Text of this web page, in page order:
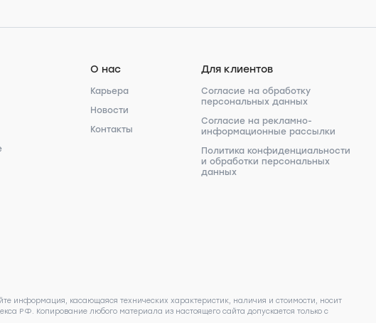
О нас
Карьера
Новости
Контакты
Для клиентов
Согласие на обработку
персональных данных
Согласие на рекламно-
информационные рассылки
Политика конфиденциальности
и обработки персональных
данных
информация, касающаяся технических характеристик, наличия и стоимости, носит
РФ. Копирование любого материала из настоящего сайта допускается только с